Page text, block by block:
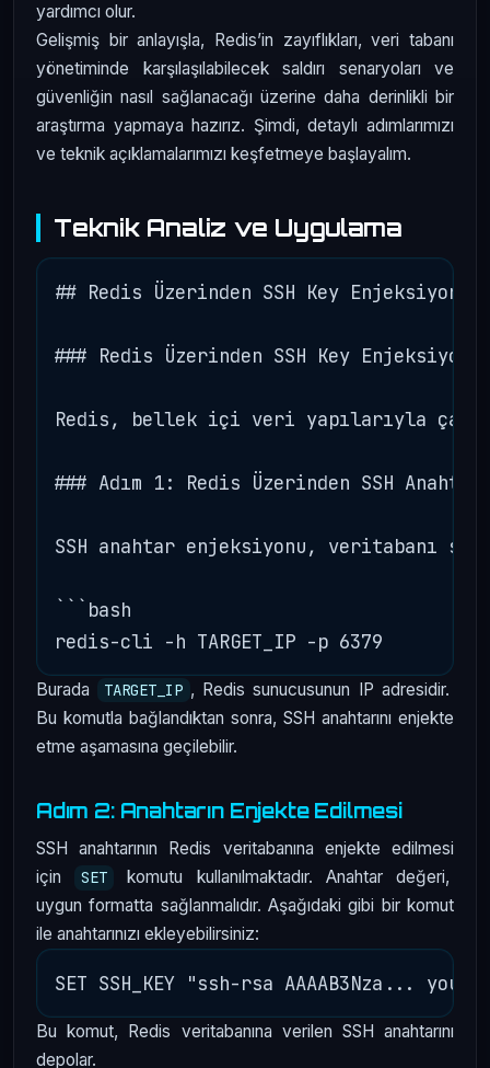
yardımcı olur.
Gelişmiş bir anlayışla, Redis’in zayıflıkları, veri tabanı
yönetiminde karşılaşılabilecek saldırı senaryoları ve
güvenliğin nasıl sağlanacağı üzerine daha derinlikli bir
araştırma yapmaya hazırız. Şimdi, detaylı adımlarımızı
ve teknik açıklamalarımızı keşfetmeye başlayalım.
Teknik Analiz ve Uygulama
## Redis Üzerinden SSH Key
### Redis Üzerinden SSH Key Enjeksiyonu
Redis, bellek içi veri yapılarıyla
### Adım 1: Redis Üzerinden SSH
SSH anahtar enjeksiyonu, veritabanı
```bash
Burada TARGET_IP , Redis sunucusunun IP adresidir.
Bu komutla bağlandıktan sonra, SSH anahtarını enjekte
etme aşamasına geçilebilir.
Adım 2: Anahtarın Enjekte Edilmesi
SSH anahtarının Redis veritabanına enjekte edilmesi
için
SET
komutu kullanılmaktadır. Anahtar değeri,
uygun formatta sağlanmalıdır. Aşağıdaki gibi bir komut
ile anahtarınızı ekleyebilirsiniz:
Bu komut, Redis veritabanına verilen SSH anahtarını
depolar.